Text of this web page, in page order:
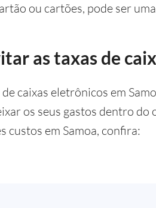
ou cartões, pode ser
as taxas de
caixas eletrônicos em
os seus gastos dentro
custos em Samoa, confira: